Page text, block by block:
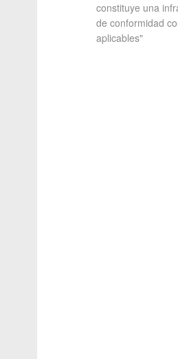
constituye una
de conformidad
aplicables"